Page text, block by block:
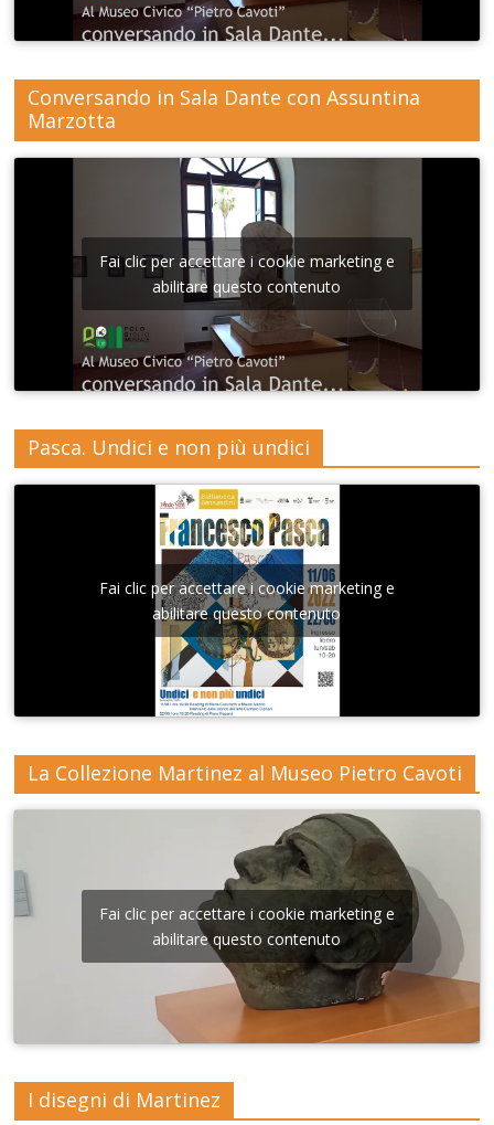
Conversando in Sala Dante con Assuntina
Marzotta
Fai clic per accettare i cookie marketing e
abilitare questo contenuto
Pasca. Undici e non più undici
Fai clic per accettare i cookie marketing e
abilitare questo contenuto
La Collezione Martinez al Museo Pietro Cavoti
Fai clic per accettare i cookie marketing e
abilitare questo contenuto
I disegni di Martinez